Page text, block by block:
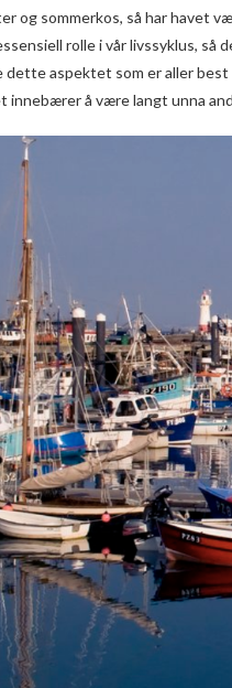
og sommerkos, så har havet
rolle i vår livssyklus,
aspektet som er aller
innebærer å være langt unna